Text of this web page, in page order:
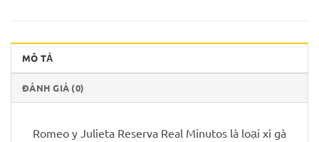
MÔ TẢ
ĐÁNH GIÁ (0)
Romeo y Julieta Reserva Real Minutos là loại xì gà